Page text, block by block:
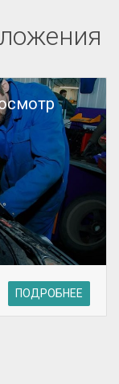
ПОДРОБНЕЕ